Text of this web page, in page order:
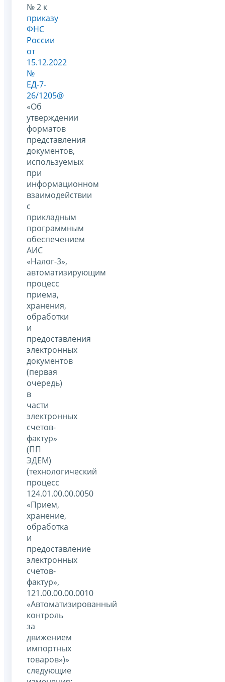
№ 2 к
приказу
ФНС
России
от
15.12.2022
№
ЕД-7-
26/1205@
«Об
утверждении
форматов
представления
документов,
используемых
при
информационном
взаимодействии
с
прикладным
программным
обеспечением
АИС
«Налог-3»,
автоматизирующим
процесс
приема,
хранения,
обработки
и
предоставления
электронных
документов
(первая
очередь)
в
части
электронных
счетов-
фактур»
(ПП
ЭДЕМ)
(технологический
процесс
124.01.00.00.0050
«Прием,
хранение,
обработка
и
предоставление
электронных
счетов-
фактур»,
121.00.00.00.0010
«Автоматизированный
контроль
за
движением
импортных
товаров»)»
следующие